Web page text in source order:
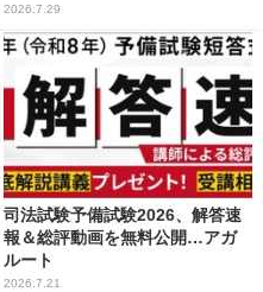
2026.7.29
司法試験予備試験2026、解答速
報＆総評動画を無料公開…アガ
ルート
2026.7.21